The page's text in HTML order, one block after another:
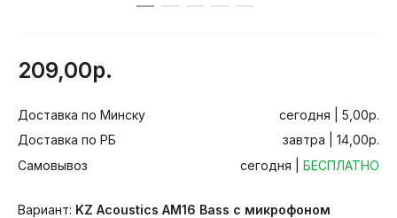
209,00р.
Доставка по Минску
сегодня | 5,00р.
Доставка по РБ
завтра | 14,00р.
Самовывоз
сегодня | БЕСПЛАТНО
Вариант: KZ Acoustics AM16 Bass с микрофоном